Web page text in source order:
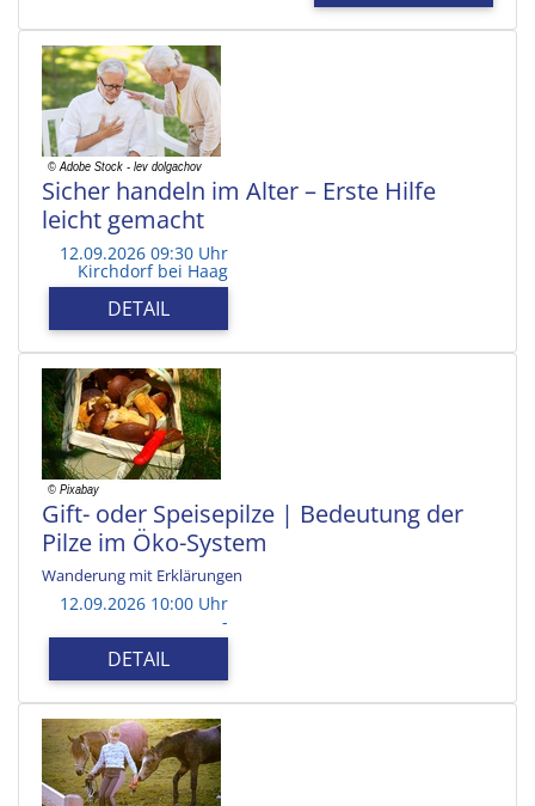
Sicher handeln im Alter – Erste Hilfe
leicht gemacht
12.09.2026 09:30 Uhr
Kirchdorf bei Haag
DETAIL
Gift- oder Speisepilze | Bedeutung der
Pilze im Öko-System
Wanderung mit Erklärungen
12.09.2026 10:00 Uhr
-
DETAIL